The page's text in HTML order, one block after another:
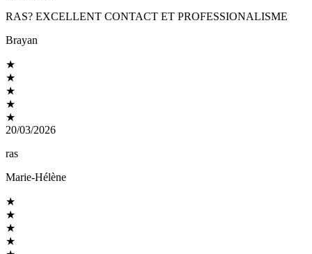
RAS? EXCELLENT CONTACT ET PROFESSIONALISME
Brayan
★
★
★
★
★
20/03/2026
ras
Marie-Hélène
★
★
★
★